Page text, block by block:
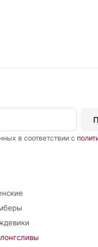
в соответствии с